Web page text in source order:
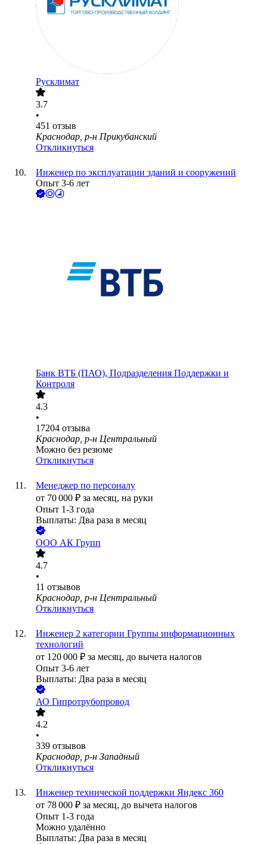
Русклимат
3.7
•
451 отзыв
Краснодар, р-н Прикубанский
Откликнуться
Инженер по эксплуатации зданий и сооружений
Опыт 3-6 лет
Банк ВТБ (ПАО), Подразделения Поддержки и
Контроля
4.3
•
17204 отзыва
Краснодар, р-н Центральный
Можно без резюме
Откликнуться
Менеджер по персоналу
от 70 000 ₽ за месяц, на руки
Опыт 1-3 года
Выплаты: Два раза в месяц
ООО АК Групп
4.7
•
11 отзывов
Краснодар, р-н Центральный
Откликнуться
Инженер 2 категории Группы информационных
технологий
от 120 000 ₽ за месяц, до вычета налогов
Опыт 3-6 лет
Выплаты: Два раза в месяц
АО Гипротрубопровод
4.2
•
339 отзывов
Краснодар, р-н Западный
Откликнуться
Инженер технической поддержки Яндекс 360
от 78 000 ₽ за месяц, до вычета налогов
Опыт 1-3 года
Можно удалённо
Выплаты: Два раза в месяц